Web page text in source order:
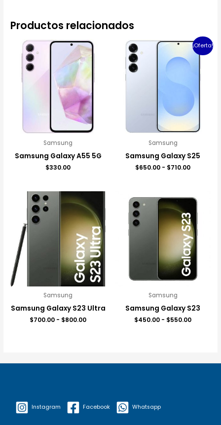
Productos relacionados
Samsung
Samsung Galaxy A55 5G
$330.00
¡Oferta!
Samsung
Samsung Galaxy S25
$650.00 - $710.00
Rango
de
precios:
$650.00
hasta
Samsung
Samsung Galaxy S23 Ultra
$700.00 - $800.00
de
precios:
desde
$700.00
hasta
$800.00
Samsung
Samsung Galaxy S23
$450.00 - $550.00
de
desde
$450.00
hasta
$550.00
Instagram Facebook Whatsapp